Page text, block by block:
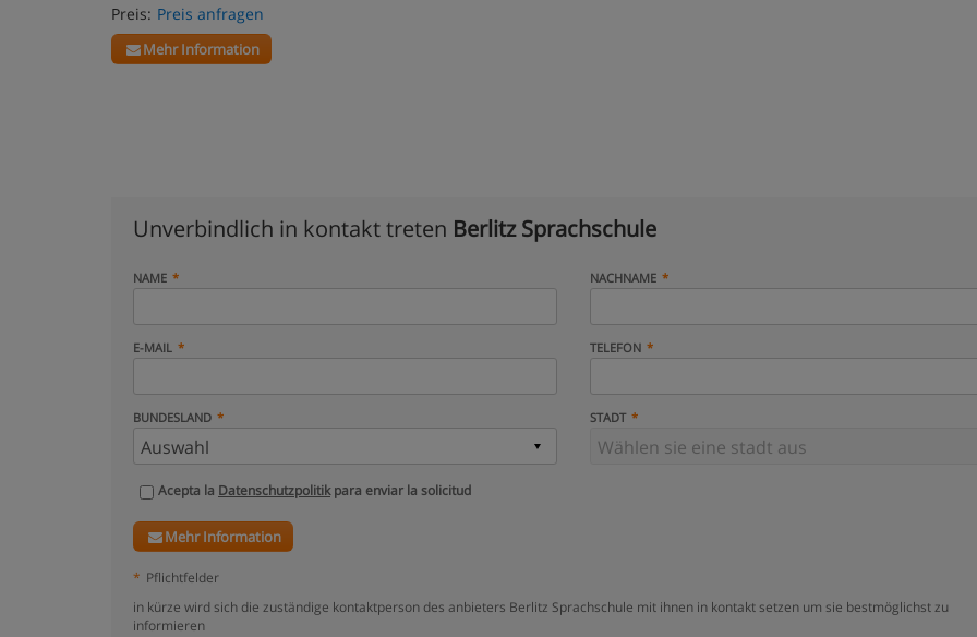
Preis: Preis anfragen
Mehr Information
Unverbindlich in kontakt treten Berlitz Sprachschule
NAME NACHNAME
E-MAIL TELEFON
BUNDESLAND STADT
Acepta la Datenschutzpolitikpara enviar la solicitud
Mehr Information
* Pflichtfelder
in kürze wird sich die zuständige kontaktperson des anbieters Berlitz Sprachschule mit ihnen in kontakt setzen um sie bestmöglichst zu
informieren